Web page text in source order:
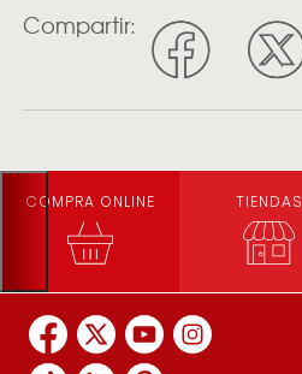
Compartir:
COMPRA ONLINE TIENDAS